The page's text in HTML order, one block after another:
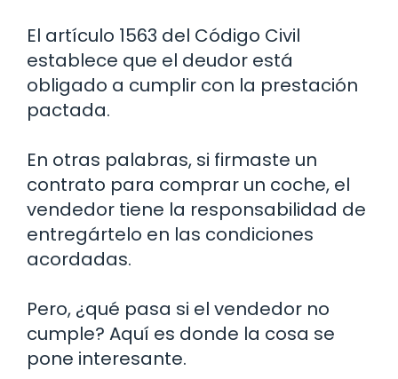
El artículo 1563 del Código Civil
establece que el deudor está
obligado a cumplir con la prestación
pactada.
En otras palabras, si firmaste un
contrato para comprar un coche, el
vendedor tiene la responsabilidad de
entregártelo en las condiciones
acordadas.
Pero, ¿qué pasa si el vendedor no
cumple? Aquí es donde la cosa se
pone interesante.